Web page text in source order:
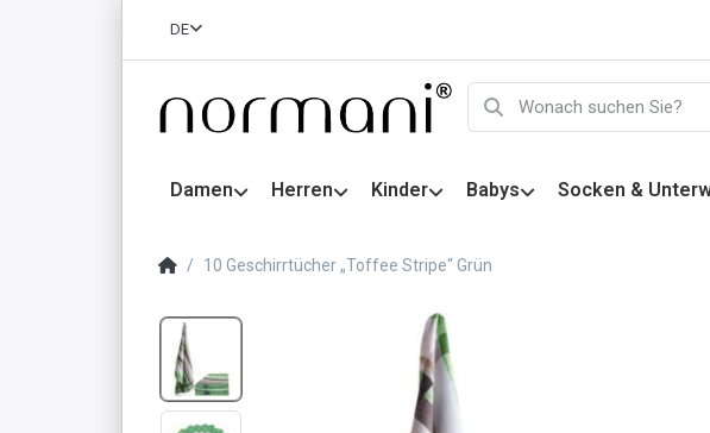
DE
Damen Herren Kinder Babys Socken &
10 Geschirrtücher „Toffee Stripe“ Grün